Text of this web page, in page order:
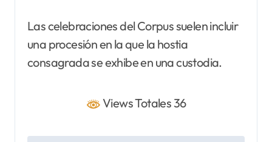
Las celebraciones del Corpus suelen incluir
una procesión en la que la hostia
consagrada se exhibe en una custodia.
Views Totales 36